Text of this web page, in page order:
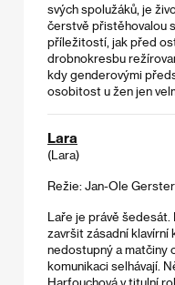
svých spolužáků, je
čerstvě přistěhovalou
příležitostí, jak před
drobnokresbu
kdy genderovými
osobitost u žen jen
Lara
(Lara)
Režie: Jan-Ole
Laře je právě šedesát.
završit zásadní klavírní
nedostupný a matčiny
komunikaci selhávají.
Harfouchová v titulní